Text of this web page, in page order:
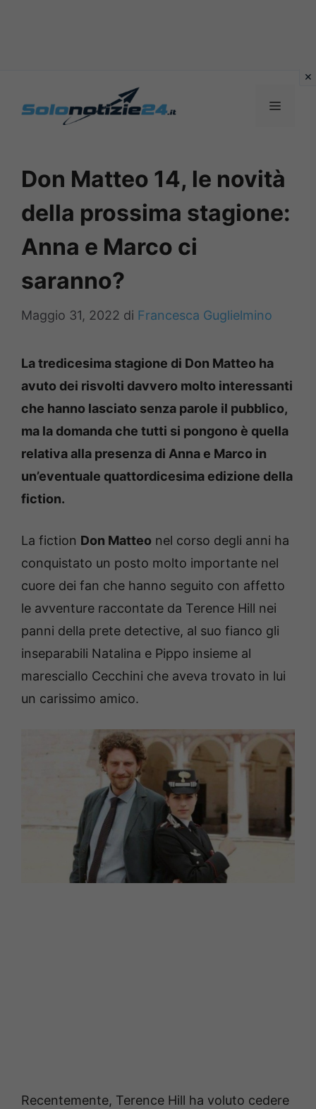
MENU
Don Matteo 14, le novità
della prossima stagione:
Anna e Marco ci
saranno?
Maggio 31, 2022 di Francesca Guglielmino
La tredicesima stagione di Don Matteo ha
avuto dei risvolti davvero molto interessanti
che hanno lasciato senza parole il pubblico,
ma la domanda che tutti si pongono è quella
relativa alla presenza di Anna e Marco in
un’eventuale quattordicesima edizione della
fiction.
La fiction Don Matteo nel corso degli anni ha
conquistato un posto molto importante nel
cuore dei fan che hanno seguito con affetto
le avventure raccontate da Terence Hill nei
panni della prete detective, al suo fianco gli
inseparabili Natalina e Pippo insieme al
maresciallo Cecchini che aveva trovato in lui
un carissimo amico.
Recentemente, Terence Hill ha voluto cedere